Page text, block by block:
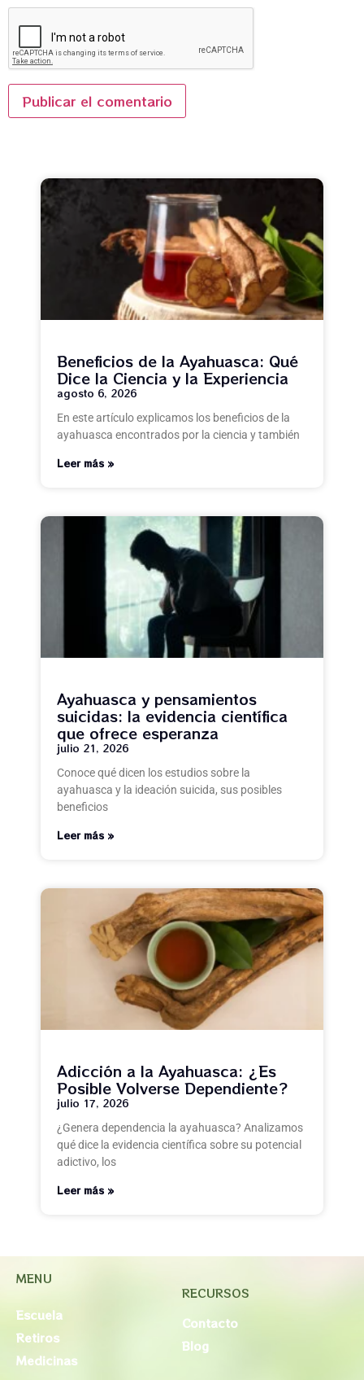
Beneficios de la Ayahuasca: Qué
Dice la Ciencia y la Experiencia
agosto 6, 2026
En este artículo explicamos los beneficios de la
ayahuasca encontrados por la ciencia y también
Leer más »
Ayahuasca y pensamientos
suicidas: la evidencia científica
que ofrece esperanza
julio 21, 2026
Conoce qué dicen los estudios sobre la
ayahuasca y la ideación suicida, sus posibles
beneficios
Leer más »
Adicción a la Ayahuasca: ¿Es
Posible Volverse Dependiente?
julio 17, 2026
¿Genera dependencia la ayahuasca? Analizamos
qué dice la evidencia científica sobre su potencial
adictivo, los
Leer más »
MENU
Escuela
Retiros
Medicinas
RECURSOS
Contacto
Blog